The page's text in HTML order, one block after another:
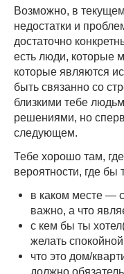
Возможно, в
недостатки и
достаточно
есть люди, которые
которые являются
быть связанно со
близкими тебе
решениями, но
следующем.
Тебе хорошо там,
вероятности, где бы
в каком месте —
важно, а что
с кем бы ты
желать
что это дом/
должно